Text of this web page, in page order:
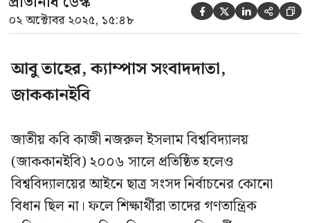
০২ অক্টোবর ২০২৫, ১৫:৪৮     
আবু তাহের, ক্যাম্পাস সংবাদদাতা,
জাককানইবি
জাতীয় কবি কাজী নজরুল ইসলাম বিশ্ববিদ্যালয়
(জাককানইবি) ২০০৬ সালে প্রতিষ্ঠিত হলেও
বিশ্ববিদ্যালয়ের আইনে ছাত্র সংসদ নির্বাচনের কোনো
বিধান ছিল না। ফলে শিক্ষার্থীরা তাদের গণতান্ত্রিক